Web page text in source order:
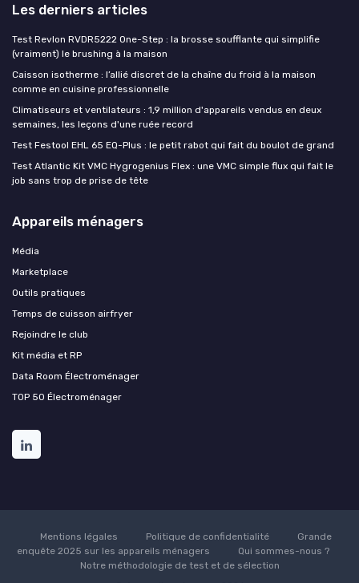
Les derniers articles
Test Revlon RVDR5222 One-Step : la brosse soufflante qui simplifie
(vraiment) le brushing à la maison
Caisson isotherme : l’allié discret de la chaîne du froid à la maison
comme en cuisine professionnelle
Climatiseurs et ventilateurs : 1,9 million d'appareils vendus en deux
semaines, les leçons d'une ruée record
Test Festool EHL 65 EQ-Plus : le petit rabot qui fait du boulot de grand
Test Atlantic Kit VMC Hygrogenius Flex : une VMC simple flux qui fait le
job sans trop de prise de tête
Appareils ménagers
Média
Marketplace
Outils pratiques
Temps de cuisson airfryer
Rejoindre le club
Kit média et RP
Data Room Électroménager
TOP 50 Électroménager
Mentions légales Politique de confidentialité
Grande
enquête 2025 sur les appareils ménagers
Qui sommes-nous ?
Notre méthodologie de test et de sélection